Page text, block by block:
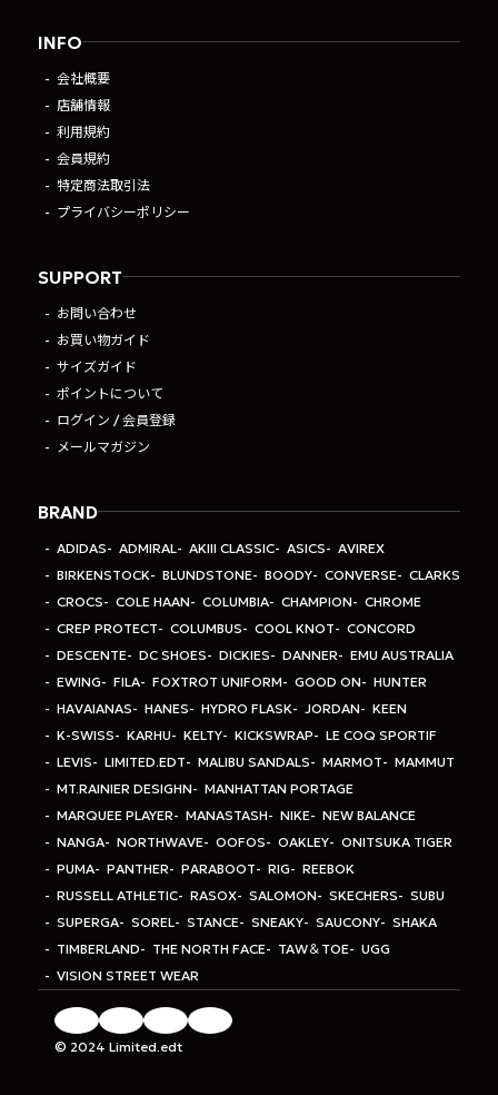
INFO
会社概要
店舗情報
利用規約
会員規約
特定商法取引法
プライバシーポリシー
SUPPORT
お問い合わせ
お買い物ガイド
サイズガイド
ポイントについて
ログイン / 会員登録
メールマガジン
BRAND
ADIDAS ADMIRAL AKIII CLASSIC ASICS
AVIREX
BIRKENSTOCK
BLUNDSTONE BOODY CONVERSE
CLARKS
CROCS
COLE HAAN COLUMBIA CHAMPION
CHROME
CREP PROTECT
COLUMBUS COOL KNOT
CONCORD
DESCENTE
DC SHOES DICKIES DANNER
EMU AUSTRALIA
EWING
FILA FOXTROT UNIFORM GOOD ON
HUNTER
HAVAIANAS
HANES HYDRO FLASK JORDAN
KEEN
K-SWISS
KARHU KELTY KICKSWRAP
LE COQ SPORTIF
LEVIS
LIMITED.EDT MALIBU SANDALS MARMOT
MAMMUT
MT.RAINIER DESIGHN
MANHATTAN PORTAGE
MARQUEE PLAYER
MANASTASH NIKE
NEW BALANCE
NANGA
NORTHWAVE OOFOS OAKLEY
ONITSUKA TIGER
PUMA
PANTHER PARABOOT RIG
REEBOK
RUSSELL ATHLETIC
RASOX SALOMON SKECHERS
SUBU
SUPERGA
SOREL STANCE SNEAKY SAUCONY
SHAKA
TIMBERLAND
THE NORTH FACE TAW＆TOE
UGG
VISION STREET WEAR
© 2024 Limited.edt